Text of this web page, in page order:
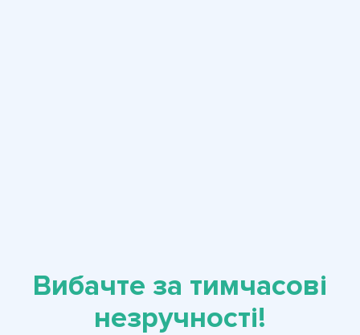
Вибачте за тимчасові
незручності!